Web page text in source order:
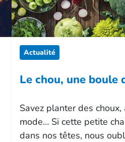
Actualité
Le chou, une boule
Savez planter des
mode… Si cette petite
dans nos têtes, nous